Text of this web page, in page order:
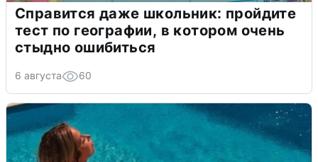
Справится даже школьник: пройдите
тест по географии, в котором очень
стыдно ошибиться
6 августа 60